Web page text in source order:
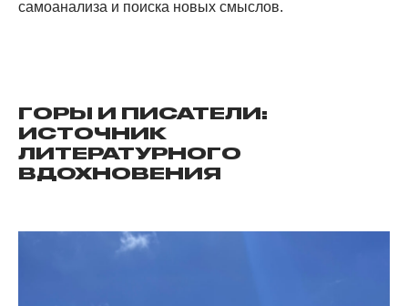
самоанализа и поиска новых смыслов.
ГОРЫ И ПИСАТЕЛИ:
ИСТОЧНИК
ЛИТЕРАТУРНОГО
ВДОХНОВЕНИЯ